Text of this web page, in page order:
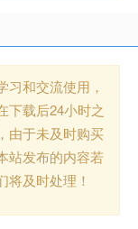
和交流使用，
下载后24小时之
由于未及时购买
站发布的内容若
将及时处理！